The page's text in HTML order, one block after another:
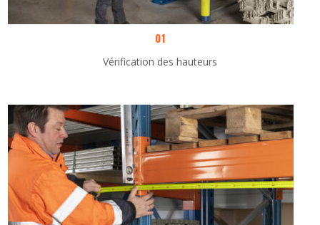
01
Vérification des hauteurs